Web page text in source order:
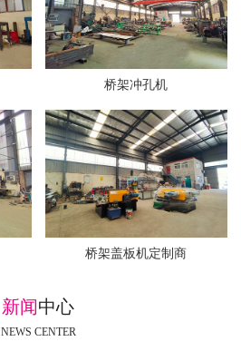
桥架冲孔机
桥架盖板机定制商
新闻中心
NEWS CENTER